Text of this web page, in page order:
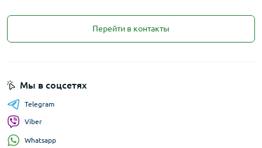
Перейти в контакты
Мы в соцсетях
Telegram
Viber
Whatsapp